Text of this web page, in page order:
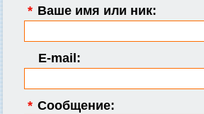
* Ваше имя или ник:
E-mail:
* Сообщение: